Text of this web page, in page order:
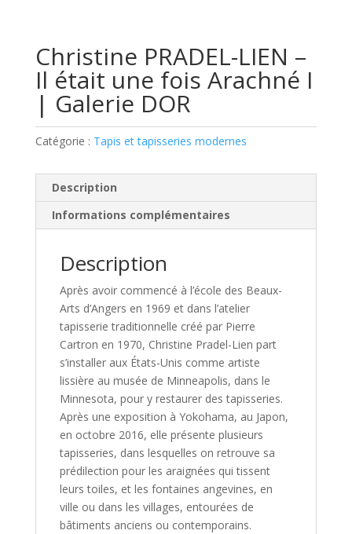
Christine PRADEL-LIEN –
Il était une fois Arachné I
| Galerie DOR
Catégorie : Tapis et tapisseries modernes
Description
Informations complémentaires
Description
Après avoir commencé à l’école des Beaux-
Arts d’Angers en 1969 et dans l’atelier
tapisserie traditionnelle créé par Pierre
Cartron en 1970, Christine Pradel-Lien part
s’installer aux États-Unis comme artiste
lissière au musée de Minneapolis, dans le
Minnesota, pour y restaurer des tapisseries.
Après une exposition à Yokohama, au Japon,
en octobre 2016, elle présente plusieurs
tapisseries, dans lesquelles on retrouve sa
prédilection pour les araignées qui tissent
leurs toiles, et les fontaines angevines, en
ville ou dans les villages, entourées de
bâtiments anciens ou contemporains.